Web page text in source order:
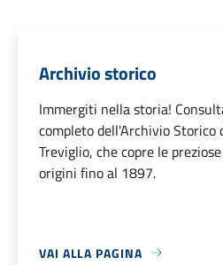
Archivio storico
Immergiti nella storia!
completo dell'Archivio Storico
Treviglio, che copre le
origini fino al 1897.
VAI ALLA PAGINA